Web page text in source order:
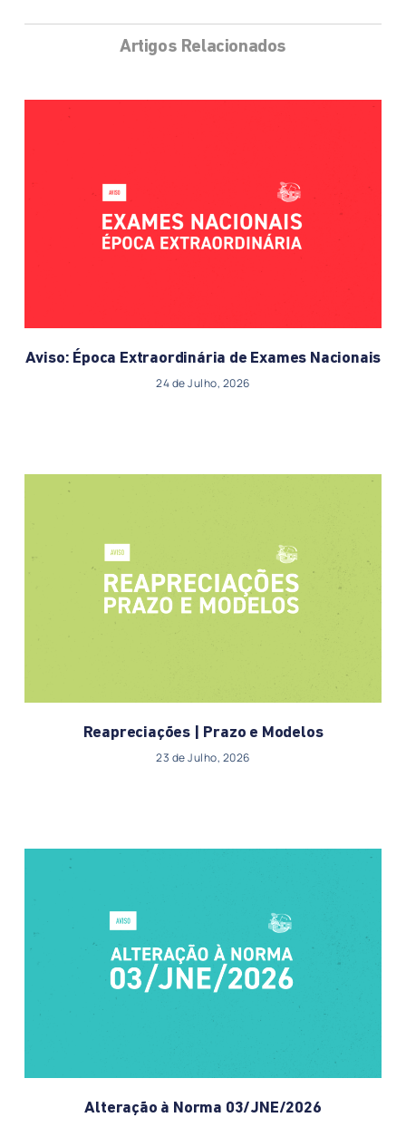
Artigos Relacionados
Aviso: Época Extraordinária de Exames Nacionais
24 de Julho, 2026
Reapreciações | Prazo e Modelos
23 de Julho, 2026
Alteração à Norma 03/JNE/2026